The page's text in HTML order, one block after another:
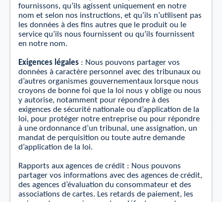
fournissons, qu’ils agissent uniquement en notre
nom et selon nos instructions, et qu’ils n’utilisent pas
les données à des ﬁns autres que le produit ou le
service qu’ils nous fournissent ou qu’ils fournissent
en notre nom.
Exigences légales : Nous pouvons partager vos
données à caractère personnel avec des tribunaux ou
d’autres organismes gouvernementaux lorsque nous
croyons de bonne foi que la loi nous y oblige ou nous
y autorise, notamment pour répondre à des
exigences de sécurité nationale ou d’application de la
loi, pour protéger notre entreprise ou pour répondre
à une ordonnance d’un tribunal, une assignation, un
mandat de perquisition ou toute autre demande
d’application de la loi.
Rapports aux agences de crédit : Nous pouvons
partager vos informations avec des agences de crédit,
des agences d’évaluation du consommateur et des
associations de cartes. Les retards de paiement, les